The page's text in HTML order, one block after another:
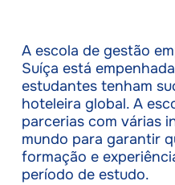
A escola de gestão
Suíça está
estudantes tenham
hoteleira global. A
parcerias com várias
mundo para garantir
formação e
período de estudo.